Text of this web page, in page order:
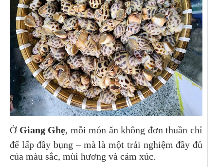
Ở Giang Ghẹ, mỗi món ăn không đơn thuần chỉ
để lấp đầy bụng – mà là một trải nghiệm đầy đủ
của màu sắc, mùi hương và cảm xúc.